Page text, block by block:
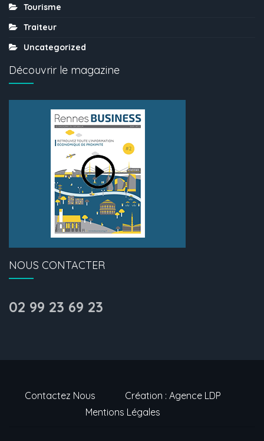
Tourisme
Traiteur
Uncategorized
Découvrir le magazine
NOUS CONTACTER
02 99 23 69 23
Contactez Nous
Création : Agence LDP
Mentions Légales